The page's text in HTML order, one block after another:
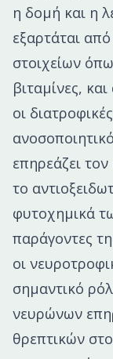
η δομή και η
εξαρτάται
στοιχείων
βιταμίνες,
οι
επηρεάζει
το
φυτοχημικά
παράγοντες
οι
σημαντικό
νευρώνων
θρεπτικών